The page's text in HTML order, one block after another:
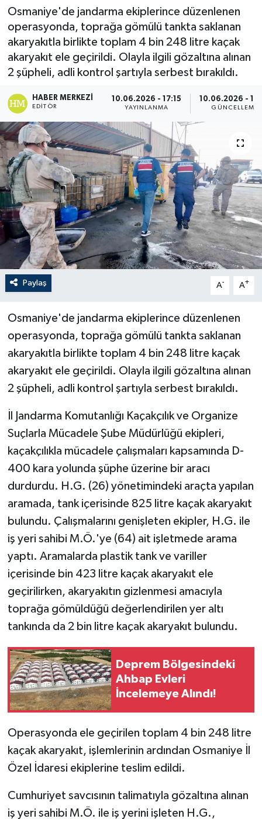
Osmaniye'de jandarma ekiplerince düzenlenen
operasyonda, toprağa gömülü tankta saklanan
akaryakıtla birlikte toplam 4 bin 248 litre kaçak
akaryakıt ele geçirildi. Olayla ilgili gözaltına alınan
2 şüpheli, adli kontrol şartıyla serbest bırakıldı.
HABER MERKEZI
EDITÖR
10.06.2026 - 17:15
YAYINLANMA
10.06.2026 -
GÜNCELLEME
Paylaş A- A+
Osmaniye'de jandarma ekiplerince düzenlenen
operasyonda, toprağa gömülü tankta saklanan
akaryakıtla birlikte toplam 4 bin 248 litre kaçak
akaryakıt ele geçirildi. Olayla ilgili gözaltına alınan
2 şüpheli, adli kontrol şartıyla serbest bırakıldı.
İl Jandarma Komutanlığı Kaçakçılık ve Organize
Suçlarla Mücadele Şube Müdürlüğü ekipleri,
kaçakçılıkla mücadele çalışmaları kapsamında D-
400 kara yolunda şüphe üzerine bir aracı
durdurdu. H.G. (26) yönetimindeki araçta yapılan
aramada, tank içerisinde 825 litre kaçak akaryakıt
bulundu. Çalışmalarını genişleten ekipler, H.G. ile
iş yeri sahibi M.Ö.'ye (64) ait işletmede arama
yaptı. Aramalarda plastik tank ve variller
içerisinde bin 423 litre kaçak akaryakıt ele
geçirilirken, akaryakıtın gizlenmesi amacıyla
toprağa gömüldüğü değerlendirilen yer altı
tankında da 2 bin litre kaçak akaryakıt bulundu.
Deprem Bölgesindeki
Ahbap Evleri
İncelemeye Alındı!
Operasyonda ele geçirilen toplam 4 bin 248 litre
kaçak akaryakıt, işlemlerinin ardından Osmaniye İl
Özel İdaresi ekiplerine teslim edildi.
Cumhuriyet savcısının talimatıyla gözaltına alınan
iş yeri sahibi M.Ö. ile iş yerini işleten H.G.,